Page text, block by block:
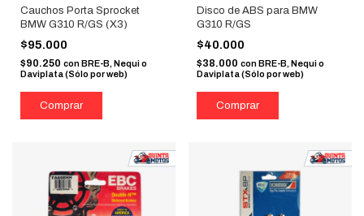
Cauchos Porta Sprocket
BMW G310 R/GS (X3)
$95.000
$90.250 con BRE-B, Nequi o
Daviplata (Sólo por web)
Disco de ABS para BMW
G310 R/GS
$40.000
$38.000 con BRE-B, Nequi o
Daviplata (Sólo por web)